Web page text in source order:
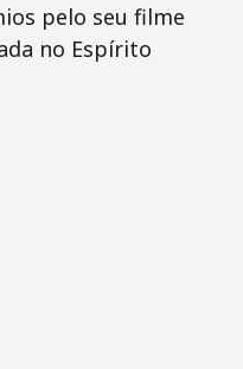
pelo seu filme
no Espírito